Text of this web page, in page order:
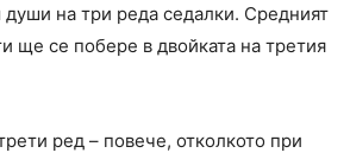
на три реда седалки. Средният
ще се побере в двойката на третия
ред – повече, отколкото при